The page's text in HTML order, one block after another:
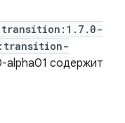
alpha01 содержит